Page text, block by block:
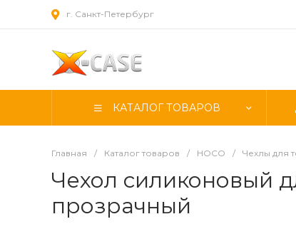
г. Санкт-Петербург
КАТАЛОГ ТОВАРОВ
Главная / Каталог товаров / HOCO / Чехлы для
Чехол силиконовый
прозрачный